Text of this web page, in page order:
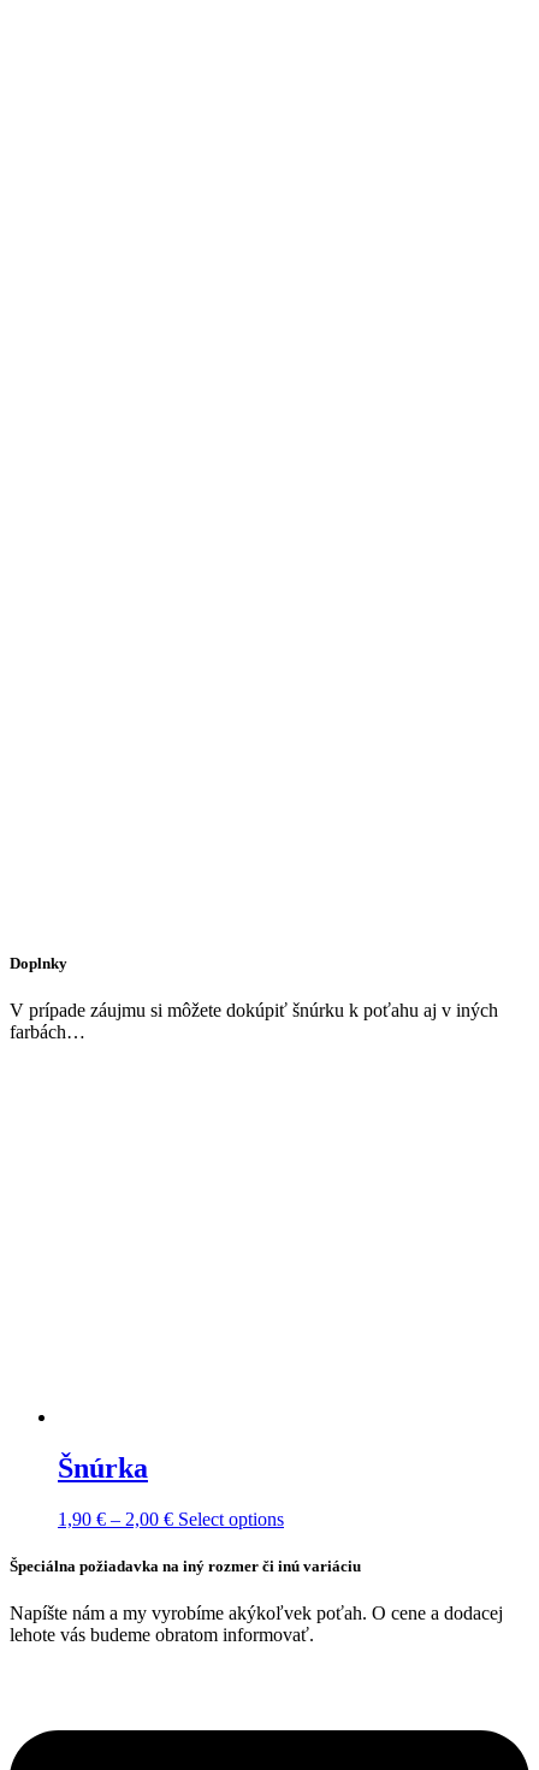
Doplnky
V prípade záujmu si môžete dokúpiť šnúrku k poťahu aj v iných
farbách…
Šnúrka
1,90 € – 2,00 €Price
1,90 €
2,00 €
Select optionsThis
has
variants.
The
options
on
Špeciálna požiadavka na iný rozmer či inú variáciu
Napíšte nám a my vyrobíme akýkoľvek poťah. O cene a dodacej
lehote vás budeme obratom informovať.